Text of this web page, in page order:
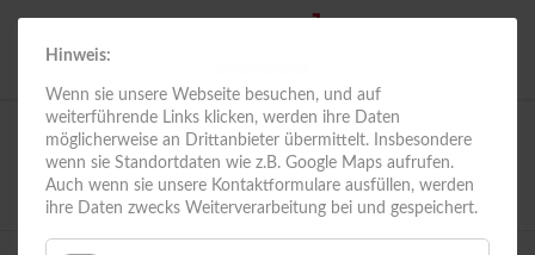
Hinweis:
Wenn sie unsere Webseite besuchen, und auf
weiterführende Links klicken, werden ihre Daten
möglicherweise an Drittanbieter übermittelt. Insbesondere
wenn sie Standortdaten wie z.B. Google Maps aufrufen.
Auch wenn sie unsere Kontaktformulare ausfüllen, werden
ihre Daten zwecks Weiterverarbeitung bei und gespeichert.
Details